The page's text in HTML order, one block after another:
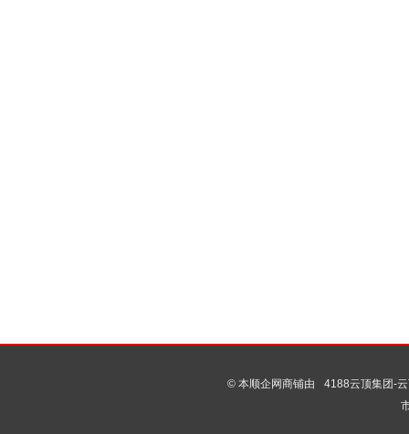
© 本顺企网商铺由
4188云顶集团-